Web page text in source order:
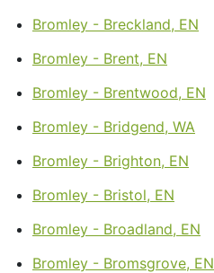
Bromley - Breckland, EN
Bromley - Brent, EN
Bromley - Brentwood, EN
Bromley - Bridgend, WA
Bromley - Brighton, EN
Bromley - Bristol, EN
Bromley - Broadland, EN
Bromley - Bromsgrove, EN